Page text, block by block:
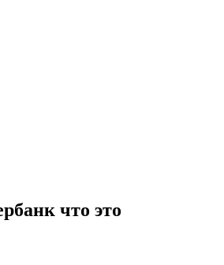
что это